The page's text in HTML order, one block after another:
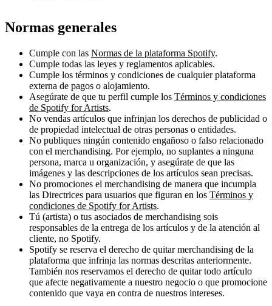
Normas generales
Cumple con las Normas de la plataforma Spotify.
Cumple todas las leyes y reglamentos aplicables.
Cumple los términos y condiciones de cualquier plataforma
externa de pagos o alojamiento.
Asegúrate de que tu perfil cumple los Términos y condiciones
de Spotify for Artists.
No vendas artículos que infrinjan los derechos de publicidad o
de propiedad intelectual de otras personas o entidades.
No publiques ningún contenido engañoso o falso relacionado
con el merchandising. Por ejemplo, no suplantes a ninguna
persona, marca u organización, y asegúrate de que las
imágenes y las descripciones de los artículos sean precisas.
No promociones el merchandising de manera que incumpla
las Directrices para usuarios que figuran en los Términos y
condiciones de Spotify for Artists.
Tú (artista) o tus asociados de merchandising sois
responsables de la entrega de los artículos y de la atención al
cliente, no Spotify.
Spotify se reserva el derecho de quitar merchandising de la
plataforma que infrinja las normas descritas anteriormente.
También nos reservamos el derecho de quitar todo artículo
que afecte negativamente a nuestro negocio o que promocione
contenido que vaya en contra de nuestros intereses.